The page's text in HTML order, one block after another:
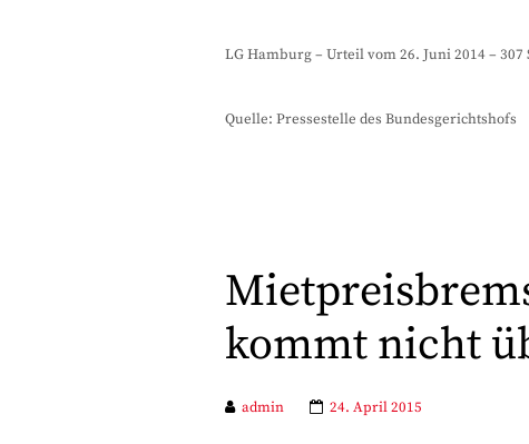
LG Hamburg – Urteil vom 26. Juni 2014 – 307
Quelle: Pressestelle des Bundesgerichtshofs
kommt nicht
admin 24. April 2015